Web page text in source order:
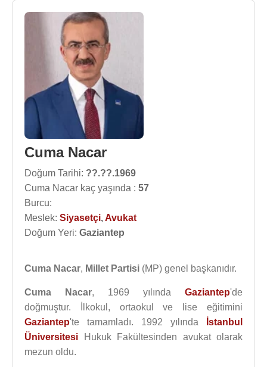
Cuma Nacar
Doğum Tarihi: ??.??.1969
Cuma Nacar kaç yaşında : 57
Burcu:
Meslek: Siyasetçi,Avukat
Doğum Yeri: Gaziantep
Cuma Nacar, Millet Partisi (MP) genel başkanıdır.
Cuma Nacar, 1969 yılında Gaziantep'de
doğmuştur. İlkokul, ortaokul ve lise eğitimini
Gaziantep'te tamamladı. 1992 yılında
İstanbul
Üniversitesi Hukuk Fakültesinden avukat olarak
mezun oldu.